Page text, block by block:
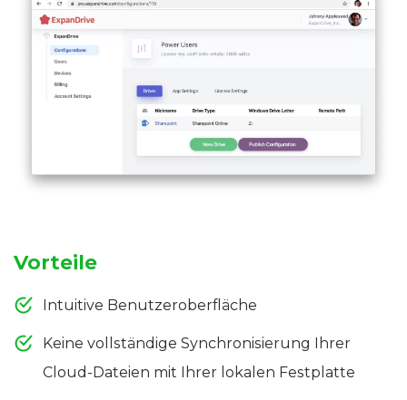
Vorteile
Intuitive Benutzeroberfläche
Keine vollständige Synchronisierung Ihrer
Cloud-Dateien mit Ihrer lokalen Festplatte